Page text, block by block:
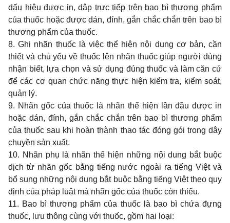
dấu hiệu được in, dập trực tiếp trên bao bì thương phẩm
của thuốc hoặc được dán, đính, gắn chắc chắn trên bao bì
thương phẩm của thuốc.
8. Ghi nhãn thuốc là việc thể hiện nội dung cơ bản, cần
thiết và chủ yếu về thuốc lên nhãn thuốc giúp người dùng
nhận biết, lựa chọn và sử dụng đúng thuốc và làm căn cứ
để các cơ quan chức năng thực hiện kiểm tra, kiểm soát,
quản lý.
9. Nhãn gốc của thuốc là nhãn thể hiện lần đầu được in
hoặc dán, đính, gắn chắc chắn trên bao bì thương phẩm
của thuốc sau khi hoàn thành thao tác đóng gói trong dây
chuyền sản xuất.
10. Nhãn phụ là nhãn thể hiện những nội dung bắt buộc
dịch từ nhãn gốc bằng tiếng nước ngoài ra tiếng Việt và
bổ sung những nội dung bắt buộc bằng tiếng Việt theo quy
định của pháp luật mà nhãn gốc của thuốc còn thiếu.
11. Bao bì thương phẩm của thuốc là bao bì chứa đựng
thuốc, lưu thông cùng với thuốc, gồm hai loại: